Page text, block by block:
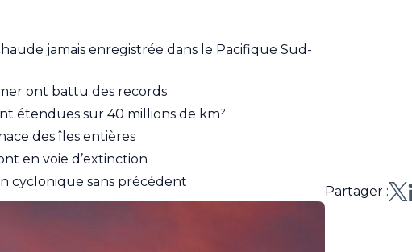
jamais enregistrée dans le Pacifique Sud-
ont battu des records
étendues sur 40 millions de km²
des îles entières
en voie d’extinction
cyclonique sans précédent
Partager :